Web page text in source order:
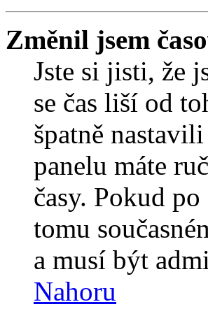
Změnil jsem
Jste si jisti, že
se čas liší od
špatně
panelu máte
časy. Pokud
tomu
a musí být
Nahoru